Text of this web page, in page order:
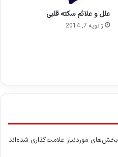
علل و علائم سکته قلبی
ژانویه 7, 2014
بخش‌های موردنیاز علامت‌گذاری شده‌اند